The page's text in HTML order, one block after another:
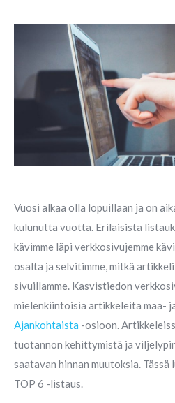
Vuosi alkaa olla lopuillaan ja on
kulunutta vuotta. Erilaisista
kävimme läpi verkkosivujemme
osalta ja selvitimme, mitkä
sivuillamme. Kasvistiedon
mielenkiintoisia artikkeleita maa-
Ajankohtaista -osioon.
tuotannon kehittymistä ja
saatavan hinnan muutoksia.
TOP 6 -listaus.